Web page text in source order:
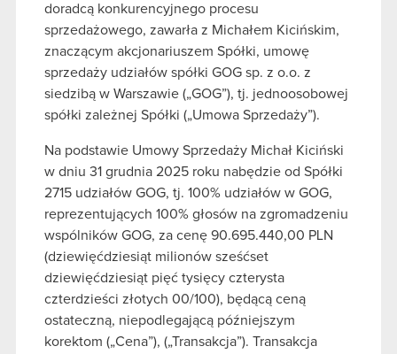
doradcą konkurencyjnego procesu
sprzedażowego, zawarła z Michałem Kicińskim,
znaczącym akcjonariuszem Spółki, umowę
sprzedaży udziałów spółki GOG sp. z o.o. z
siedzibą w Warszawie („GOG”), tj. jednoosobowej
spółki zależnej Spółki („Umowa Sprzedaży”).
Na podstawie Umowy Sprzedaży Michał Kiciński
w dniu 31 grudnia 2025 roku nabędzie od Spółki
2715 udziałów GOG, tj. 100% udziałów w GOG,
reprezentujących 100% głosów na zgromadzeniu
wspólników GOG, za cenę 90.695.440,00 PLN
(dziewięćdziesiąt milionów sześćset
dziewięćdziesiąt pięć tysięcy czterysta
czterdzieści złotych 00/100), będącą ceną
ostateczną, niepodlegającą późniejszym
korektom („Cena”), („Transakcja”). Transakcja